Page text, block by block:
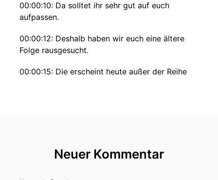
00:00:10: Da solltet ihr sehr gut auf euch
aufpassen.
00:00:12: Deshalb haben wir euch eine ältere
Folge rausgesucht.
00:00:15: Die erscheint heute außer der Reihe
00:00:22: Zehn Minuten
Neuer Kommentar